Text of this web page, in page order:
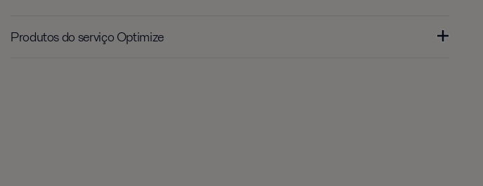
Produtos do serviço Optimize